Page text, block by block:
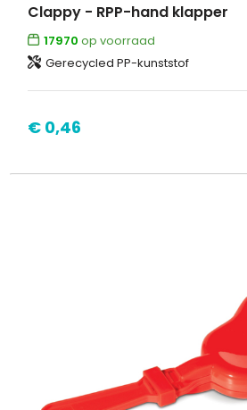
Clappy - RPP-hand klapper
17970 op voorraad
Gerecycled PP-kunststof
€ 0,46